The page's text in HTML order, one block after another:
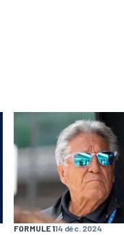
FORMULE 114 déc. 2024